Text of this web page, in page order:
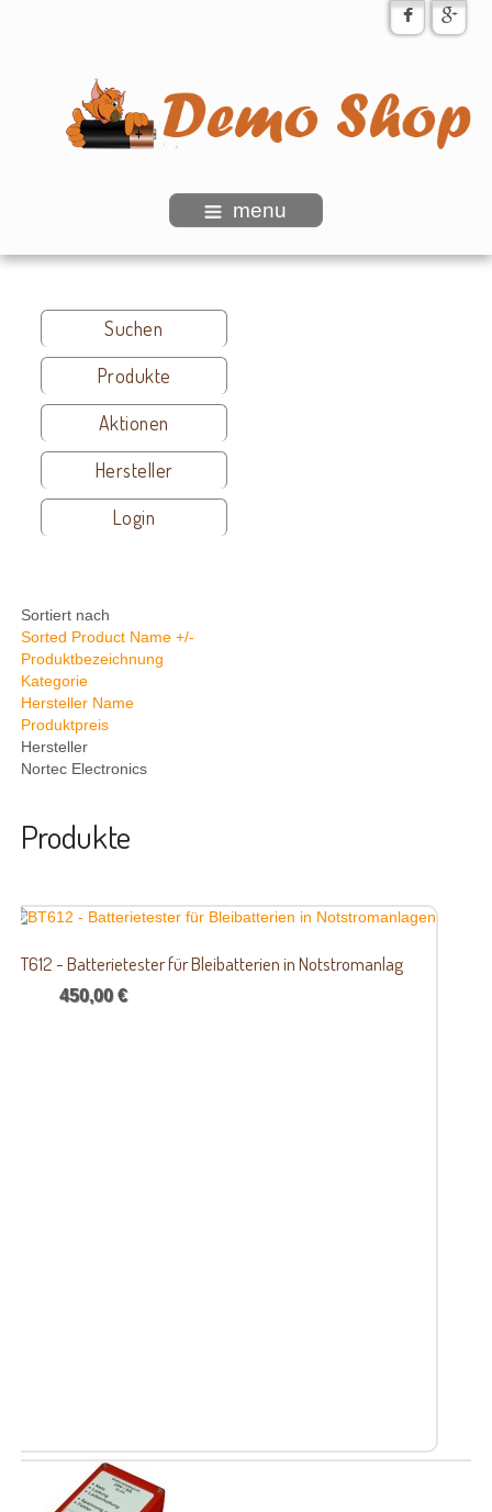
menu
Suchen
Produkte
Aktionen
Hersteller
Login
Sortiert nach
Sorted Product Name +/-
Produktbezeichnung
Kategorie
Hersteller Name
Produktpreis
Hersteller
Nortec Electronics
Produkte
BT612 - Batterietester für Bleibatterien in Notstromanlag
450,00 €